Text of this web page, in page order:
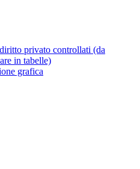
privato controllati (da
in tabelle)
grafica